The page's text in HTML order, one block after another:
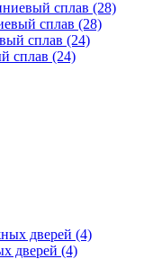
сплав (28)
сплав (24)
дверей (4)